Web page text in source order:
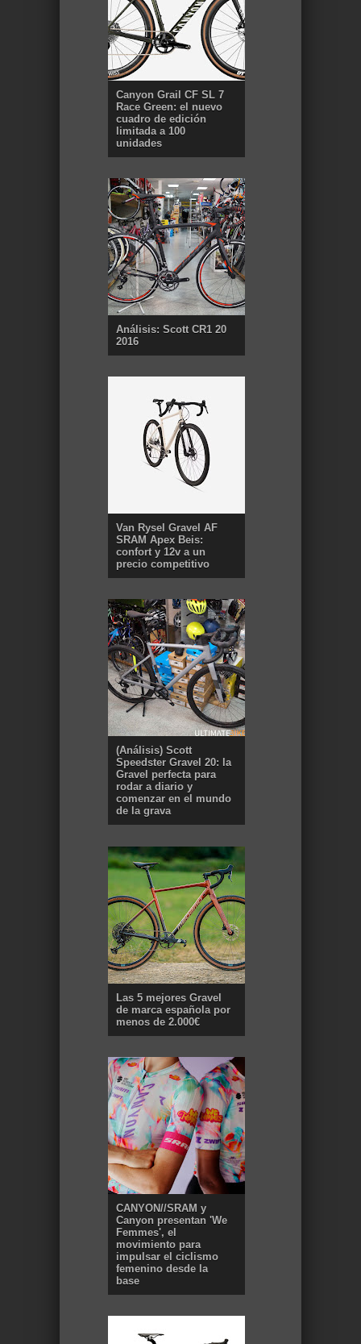
Canyon Grail CF SL 7
Race Green: el nuevo
cuadro de edición
limitada a 100
unidades
Análisis: Scott CR1 20
2016
Van Rysel Gravel AF
SRAM Apex Beis:
confort y 12v a un
precio competitivo
(Análisis) Scott
Speedster Gravel 20: la
Gravel perfecta para
rodar a diario y
comenzar en el mundo
de la grava
Las 5 mejores Gravel
de marca española por
menos de 2.000€
CANYON//SRAM y
Canyon presentan 'We
Femmes', el
movimiento para
impulsar el ciclismo
femenino desde la
base